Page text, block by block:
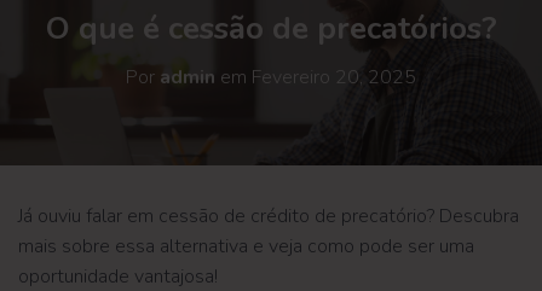
O que é cessão de precatórios?
Por admin em Fevereiro 20, 2025
Já ouviu falar em cessão de crédito de precatório? Descubra
mais sobre essa alternativa e veja como pode ser uma
oportunidade vantajosa!